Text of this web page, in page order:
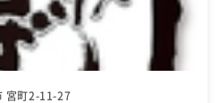
宮町2-11-27